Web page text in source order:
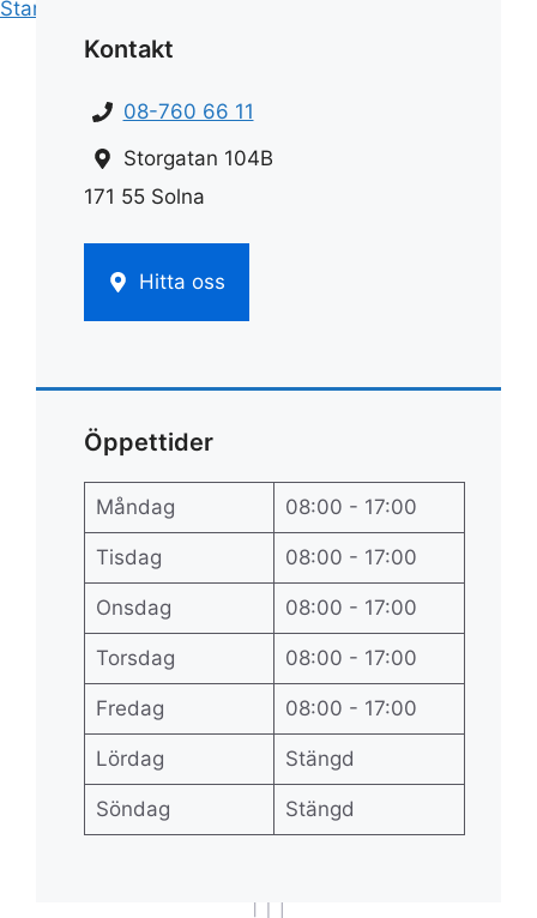
Start
Kontakt
08-760 66 11
Storgatan 104B
171 55 Solna
Hitta oss
Öppettider
Måndag 08:00 - 17:00
Tisdag 08:00 - 17:00
Onsdag 08:00 - 17:00
Torsdag 08:00 - 17:00
Fredag 08:00 - 17:00
Lördag Stängd
Söndag Stängd